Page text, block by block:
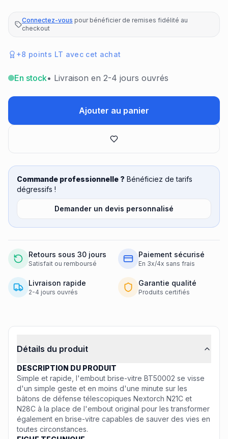
Connectez-vous pour bénéficier de remises fidélité au
checkout
+8 points LT avec cet achat
En stock• Livraison en 2-4 jours ouvrés
Ajouter au panier
Commande professionnelle ? Bénéficiez de tarifs
dégressifs !
Demander un devis personnalisé
Retours sous 30 jours
Satisfait ou remboursé
Paiement sécurisé
En 3x/4x sans frais
Livraison rapide
2-4 jours ouvrés
Garantie qualité
Produits certifiés
Détails du produit
DESCRIPTION DU PRODUIT
Simple et rapide, l'embout brise-vitre BT50002 se visse
d'un simple geste et en moins d'une minute sur les
bâtons de défense télescopiques Nextorch N21C et
N28C à la place de l'embout original pour les transformer
également en brise-vitre capables de sauver des vies en
toutes circonstances.